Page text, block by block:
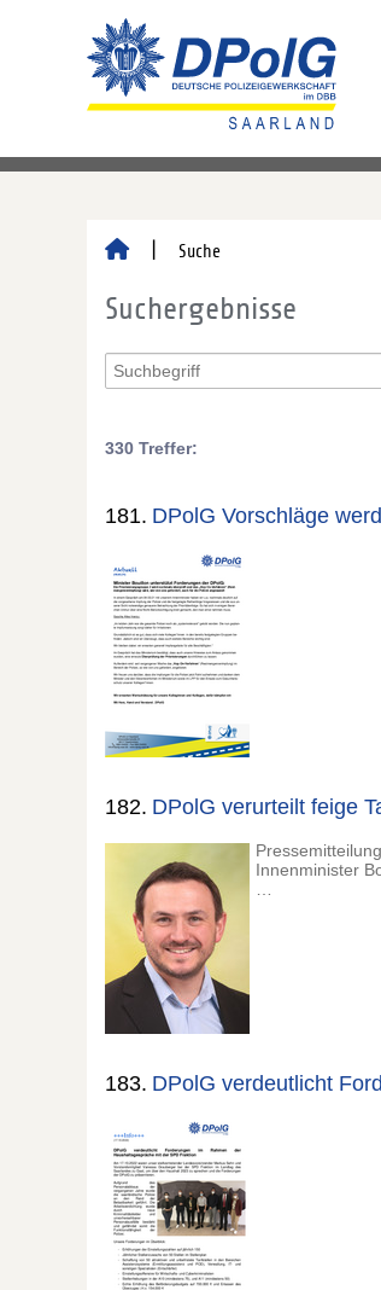
Suche
Suchergebnisse
330 Treffer:
181. DPolG Vorschläge
182. DPolG verurteilt feige
Innenminister
183. DPolG verdeutlicht